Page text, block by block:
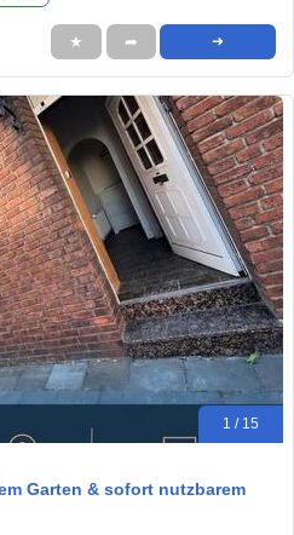
★ ➦ ➜
1 / 15
Garten & sofort nutzbarem